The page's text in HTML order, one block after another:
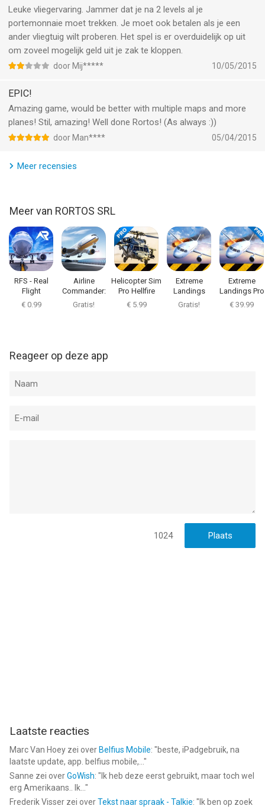
Leuke vliegervaring. Jammer dat je na 2 levels al je
portemonnaie moet trekken. Je moet ook betalen als je een
ander vliegtuig wilt proberen. Het spel is er overduidelijk op uit
om zoveel mogelijk geld uit je zak te kloppen.
door Mij***** 10/05/2015
EPIC!
Amazing game, would be better with multiple maps and more
planes! Stil, amazing! Well done Rortos! (As always :))
door Man**** 05/04/2015
Meer recensies
Meer van RORTOS SRL
RFS - Real
Flight
Simulator
€ 0.99
Airline
Commander:
Flight Game
Gratis!
Helicopter Sim
Pro Hellfire
€ 5.99
Extreme
Landings
Gratis!
Extreme
Landings Pro
€ 39.99
Reageer op deze app
1024
Laatste reacties
Marc Van Hoey zei over Belfius Mobile: "beste, iPadgebruik, na
laatste update, app. belfius mobile,... "
Sanne zei overGoWish: " Ik heb deze eerst gebruikt, maar toch wel
erg Amerikaans.. Ik... "
Frederik Visser zei overTekst naar spraak - Talkie: " Ik ben op zoek